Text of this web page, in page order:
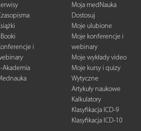
i
Akademia
Moja medNauka
Dostosuj
Moje ulubione
Moje konferencje i
webinary
Moje wykłady video
Moje kursy i quizy
Wytyczne
Artykuły naukowe
Kalkulatory
Klasyfikacja ICD-9
Klasyfikacja ICD-10